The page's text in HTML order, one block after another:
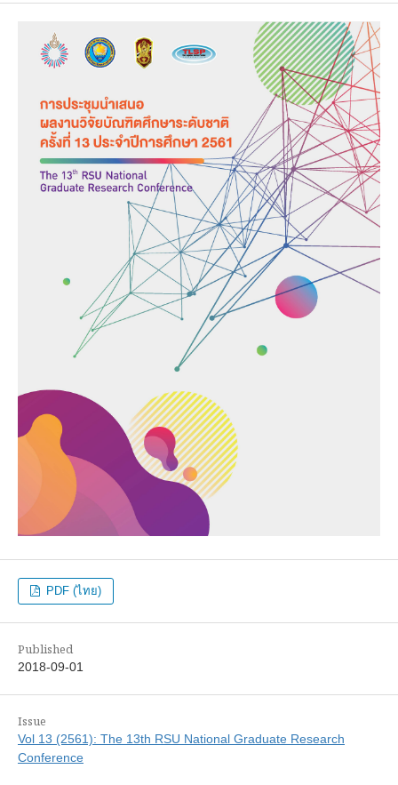
PDF (ไทย)
Published
2018-09-01
Issue
Vol 13 (2561): The 13th RSU National Graduate Research
Conference